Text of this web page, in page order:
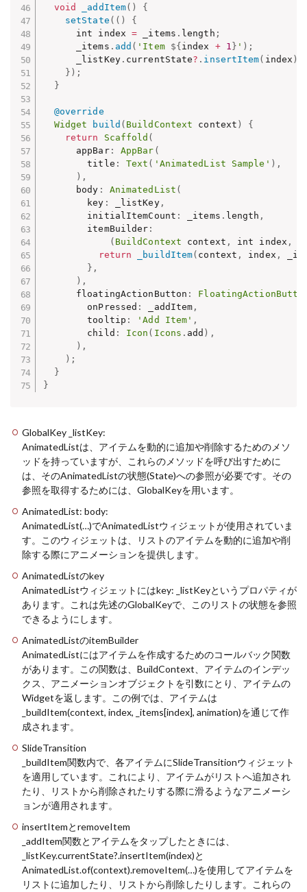
void _addItem( )
{
setState ( ( )
{
      int index
= _items . length ;
      _items
. add ( 'Item ${ index + 1 } ' ) ;
      _listKey
. currentState? . insertItem( index )
} ) ;
}
@override
Widget
build ( BuildContext context )
{
return
Scaffold (
      appBar
: AppBar (
        title
: Text ( 'AnimatedList Sample' ) ,
) ,
      body
: AnimatedList (
        key
: _listKey,
        initialItemCount
: _items . length ,
        itemBuilder
:
( BuildContext context , int index ,
return
_buildItem( context , index ,
} ,
) ,
      floatingActionButton
:
        onPressed
: _addItem ,
        tooltip
: 'Add Item' ,
        child
: Icon ( Icons . add ) ,
) ,
) ;
}
}
GlobalKey _listKey:
AnimatedListは、アイテムを動的に追加や削除するためのメソ
ッドを持っていますが、これらのメソッドを呼び出すために
は、そのAnimatedListの状態(State)への参照が必要です。その
参照を取得するためには、GlobalKeyを用います。
AnimatedList: body:
AnimatedList(…)でAnimatedListウィジェットが使用されていま
す。このウィジェットは、リストのアイテムを動的に追加や削
除する際にアニメーションを提供します。
AnimatedListのkey
AnimatedListウィジェットにはkey: _listKeyというプロパティが
あります。これは先述のGlobalKeyで、このリストの状態を参照
できるようにします。
AnimatedListのitemBuilder
AnimatedListにはアイテムを作成するためのコールバック関数
があります。この関数は、BuildContext、アイテムのインデッ
クス、アニメーションオブジェクトを引数にとり、アイテムの
Widgetを返します。この例では、アイテムは
_buildItem(context, index, _items[index], animation)を通じて作
成されます。
SlideTransition
_buildItem関数内で、各アイテムにSlideTransitionウィジェット
を適用しています。これにより、アイテムがリストへ追加され
たり、リストから削除されたりする際に滑るようなアニメーシ
ョンが適用されます。
insertItemとremoveItem
_addItem関数とアイテムをタップしたときには、
_listKey.currentState?.insertItem(index)と
AnimatedList.of(context).removeItem(…)を使用してアイテムを
リストに追加したり、リストから削除したりします。これらの